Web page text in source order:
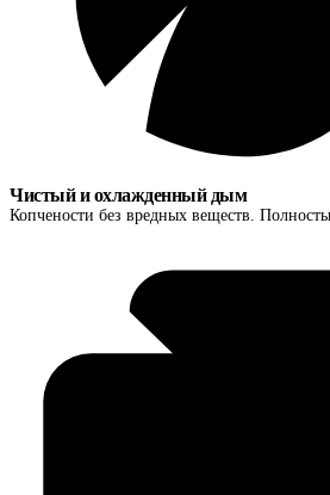
Чистый и охлажденный дым
Копчености без вредных веществ.